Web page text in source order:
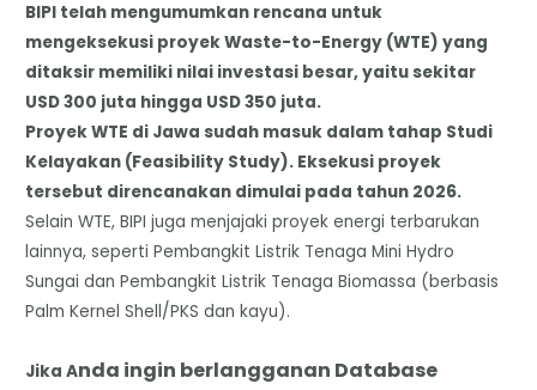
BIPI telah mengumumkan rencana untuk
mengeksekusi proyek Waste-to-Energy (WTE) yang
ditaksir memiliki nilai investasi besar, yaitu sekitar
USD 300 juta hingga USD 350 juta.
Proyek WTE di Jawa sudah masuk dalam tahap Studi
Kelayakan (Feasibility Study). Eksekusi proyek
tersebut direncanakan dimulai pada tahun 2026.
Selain WTE, BIPI juga menjajaki proyek energi terbarukan
lainnya, seperti Pembangkit Listrik Tenaga Mini Hydro
Sungai dan Pembangkit Listrik Tenaga Biomassa (berbasis
Palm Kernel Shell/PKS dan kayu).
Jika Anda ingin berlangganan Database